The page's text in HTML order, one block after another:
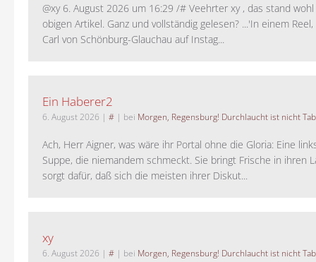
@xy 6. August 2026 um 16:29 /# Veehrter xy , das stand
obigen Artikel. Ganz und vollständig gelesen? ...'In einem
Carl von Schönburg-Glauchau auf Instag...
Ein Haberer2
6. August 2026 | # | bei Morgen, Regensburg! Durchlaucht ist nicht
Ach, Herr Aigner, was wäre ihr Portal ohne die Gloria: Eine
Suppe, die niemandem schmeckt. Sie bringt Frische in ihren
sorgt dafür, daß sich die meisten ihrer Diskut...
xy
6. August 2026 | # | bei Morgen, Regensburg! Durchlaucht ist nicht